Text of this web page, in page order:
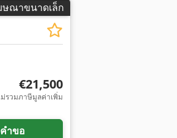
ณาขนาดเล็ก
€21,500
ม่รวมภาษีมูลค่าเพิ่ม
ำขอ